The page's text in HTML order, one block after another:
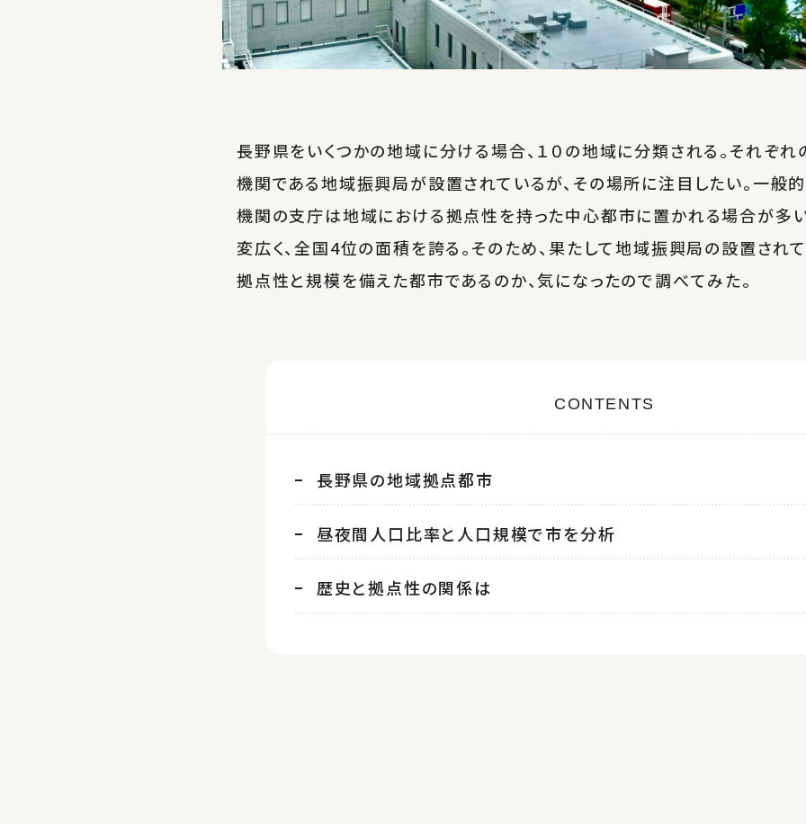
長野県をいくつかの地域に分ける場合、１０の地域に分類される。それぞれ
機関である地域振興局が設置されているが、その場所に注目したい。一般的
機関の支庁は地域における拠点性を持った中心都市に置かれる場合が多い
変広く、全国4位の面積を誇る。そのため、果たして地域振興局の設置され
拠点性と規模を備えた都市であるのか、気になったので調べてみた。
CONTENTS
長野県の地域拠点都市
昼夜間人口比率と人口規模で市を分析
歴史と拠点性の関係は